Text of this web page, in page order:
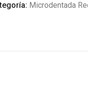
Microdentada